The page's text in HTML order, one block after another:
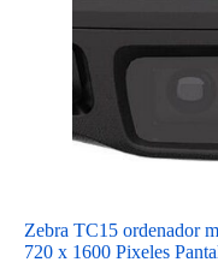
Zebra TC15 ordenador
720 x 1600 Pixeles